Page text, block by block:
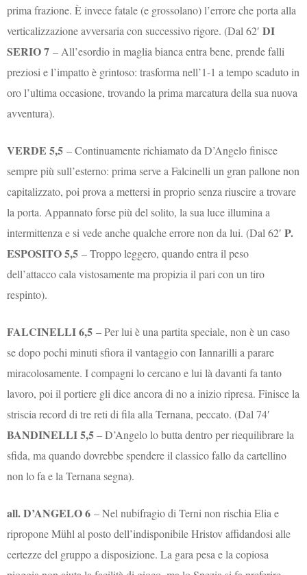
prima frazione. È invece fatale (e grossolano) l’errore che porta alla
verticalizzazione avversaria con successivo rigore. (Dal 62′DI
SERIO 7 – All’esordio in maglia bianca entra bene, prende falli
preziosi e l’impatto è grintoso: trasforma nell’1-1 a tempo scaduto in
oro l’ultima occasione, trovando la prima marcatura della sua nuova
avventura).
VERDE 5,5– Continuamente richiamato da D’Angelo finisce
sempre più sull’esterno: prima serve a Falcinelli un gran pallone non
capitalizzato, poi prova a mettersi in proprio senza riuscire a trovare
la porta. Appannato forse più del solito, la sua luce illumina a
intermittenza e si vede anche qualche errore non da lui. (Dal 62′P.
ESPOSITO 5,5 – Troppo leggero, quando entra il peso
dell’attacco cala vistosamente ma propizia il pari con un tiro
respinto).
FALCINELLI 6,5– Per lui è una partita speciale, non è un caso
se dopo pochi minuti sfiora il vantaggio con Iannarilli a parare
miracolosamente. I compagni lo cercano e lui là davanti fa tanto
lavoro, poi il portiere gli dice ancora di no a inizio ripresa. Finisce la
striscia record di tre reti di fila alla Ternana, peccato. (Dal 74′
BANDINELLI 5,5– D’Angelo lo butta dentro per riequilibrare la
sfida, ma quando dovrebbe spendere il classico fallo da cartellino
non lo fa e la Ternana segna).
all. D’ANGELO 6– Nel nubifragio di Terni non rischia Elia e
ripropone Mühl al posto dell’indisponibile Hristov affidandosi alle
certezze del gruppo a disposizione. La gara pesa e la copiosa